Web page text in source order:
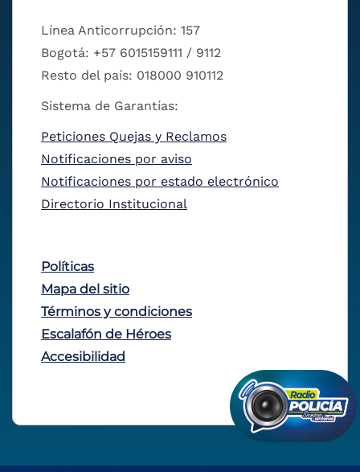
Línea Anticorrupción: 157
Bogotá: +57 6015159111 / 9112
Resto del país: 018000 910112
Sistema de Garantías:
Peticiones Quejas y Reclamos
Notificaciones por aviso
Notificaciones por estado electrónico
Directorio Institucional
Políticas
Mapa del sitio
Términos y condiciones
Escalafón de Héroes
Accesibilidad